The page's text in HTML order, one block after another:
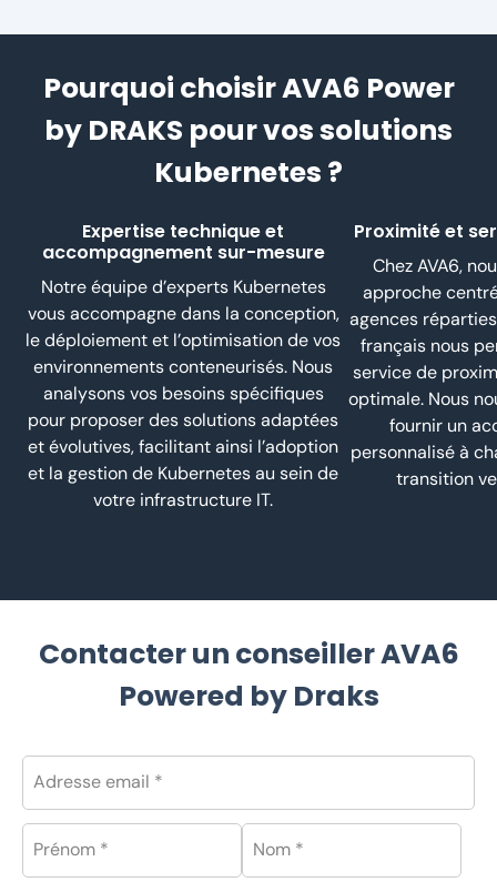
Pourquoi choisir AVA6 Power
by DRAKS pour vos solutions
Kubernetes ?
Expertise technique et
accompagnement sur-mesure
Notre équipe d’experts Kubernetes
vous accompagne dans la conception,
le déploiement et l’optimisation de vos
environnements conteneurisés. Nous
analysons vos besoins spécifiques
pour proposer des solutions adaptées
et évolutives, facilitant ainsi l’adoption
et la gestion de Kubernetes au sein de
votre infrastructure IT.
Proximité et
Chez AVA6,
approche
agences
français nous
service de
optimale. Nous
fournir un
personnalisé à
transition
Contacter un conseiller AVA6
Powered by Draks
Adresse email *
Prénom * Nom *